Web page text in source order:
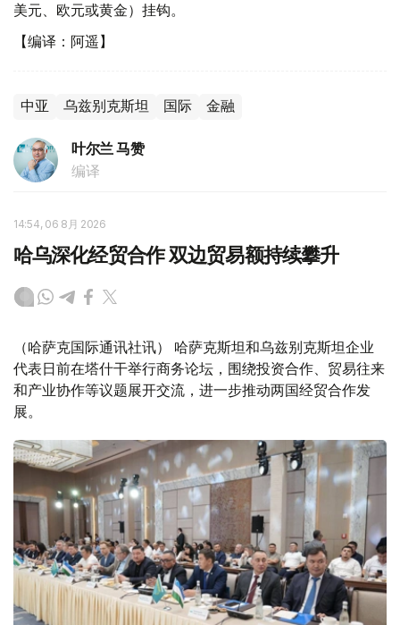
美元、欧元或黄金）挂钩。
【编译：阿遥】
中亚 乌兹别克斯坦 国际 金融
叶尔兰 马赞
编译
14:54, 06 8月 2026
哈乌深化经贸合作 双边贸易额持续攀升
（哈萨克国际通讯社讯） 哈萨克斯坦和乌兹别克斯坦企业
代表日前在塔什干举行商务论坛，围绕投资合作、贸易往来
和产业协作等议题展开交流，进一步推动两国经贸合作发
展。